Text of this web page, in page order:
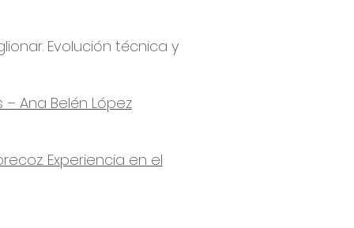
Evolución técnica y
Ana Belén López
Experiencia en el